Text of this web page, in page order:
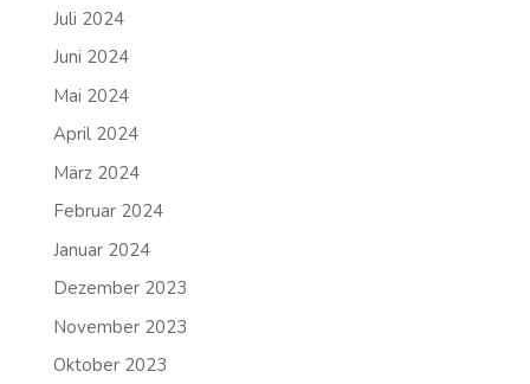
Juli 2024
Juni 2024
Mai 2024
April 2024
März 2024
Februar 2024
Januar 2024
Dezember 2023
November 2023
Oktober 2023